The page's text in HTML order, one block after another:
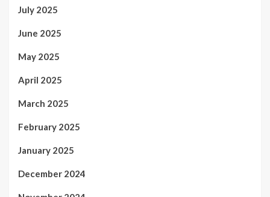
July 2025
June 2025
May 2025
April 2025
March 2025
February 2025
January 2025
December 2024